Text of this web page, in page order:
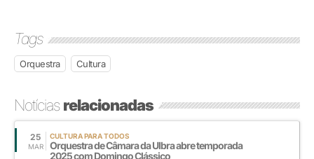
Tags
Orquestra Cultura
Notíciasrelacionadas
25
MAR
CULTURA PARA TODOS
Orquestra de Câmara da Ulbra abre temporada
2025 com Domingo Clássico